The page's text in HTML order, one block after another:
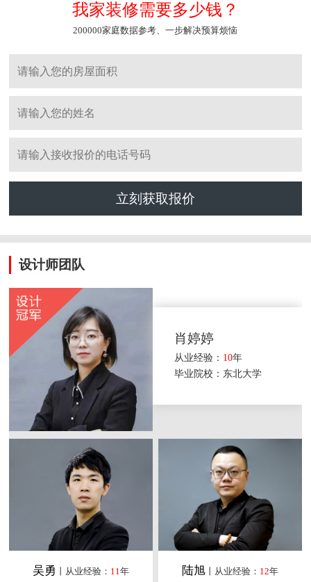
我家装修需要多少钱？
200000家庭数据参考、一步解决预算烦恼
立刻获取报价
设计师团队
肖婷婷
从业经验： 10年
毕业院校：东北大学
吴勇 丨从业经验： 11年
陆旭丨从业经验： 12年